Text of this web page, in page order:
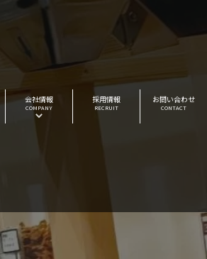
会社情報
COMPANY
採用情報
RECRUIT
お問い合わせ
CONTACT